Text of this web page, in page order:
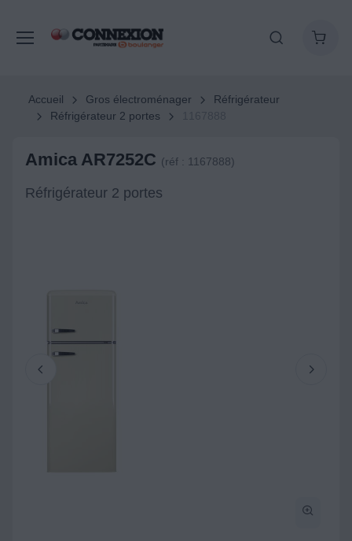
Accueil Gros électroménager
Réfrigérateur
Réfrigérateur 2 portes
Amica AR7252C (réf : 1167888)
Réfrigérateur 2 portes